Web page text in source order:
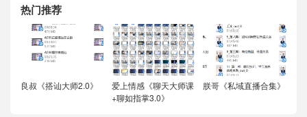
热门推荐
良叔《搭讪大师2.0》
爱上情感《聊天大师课
+聊如指掌3.0》
朕哥《私域直播合集》